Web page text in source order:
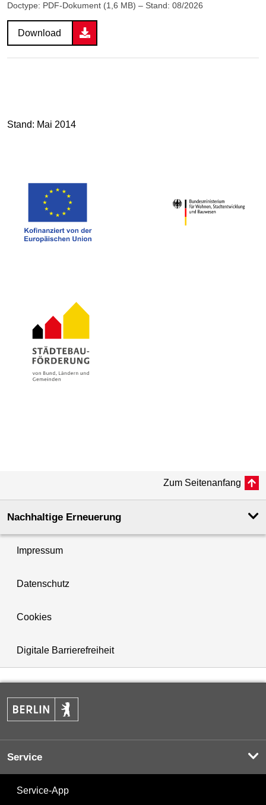
Doctype: PDF-Dokument (1,6 MB) – Stand: 08/2026
Download
Stand: Mai 2014
Zum Seitenanfang
Nachhaltige Erneuerung
Impressum
Datenschutz
Cookies
Digitale Barrierefreiheit
Service
Service-App